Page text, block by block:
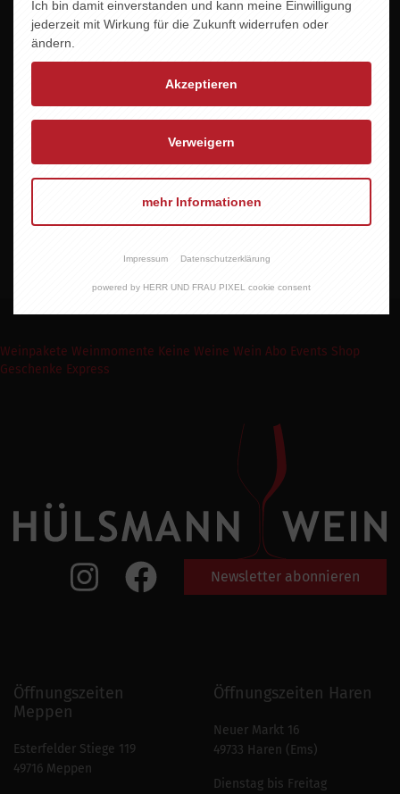
Jahrgang
2025
10,0 %vol.
Enhält Sulfite
Weinpakete Weinmomente Keine Weine Wein Abo Events Shop
Geschenke Express
Newsletter abonnieren
Öffnungszeiten
Meppen
Esterfelder Stiege 119
49716 Meppen
Öffnungszeiten Haren
Neuer Markt 16
49733 Haren (Ems)
Dienstag bis Freitag
Ich bin damit einverstanden und kann meine Einwilligung
jederzeit mit Wirkung für die Zukunft widerrufen oder
ändern.
Akzeptieren
Verweigern
mehr Informationen
Impressum Datenschutzerklärung
powered by HERR UND FRAU PIXEL cookie consent